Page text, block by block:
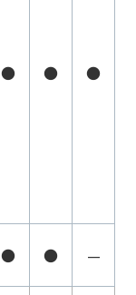
● ● ●
● ● —